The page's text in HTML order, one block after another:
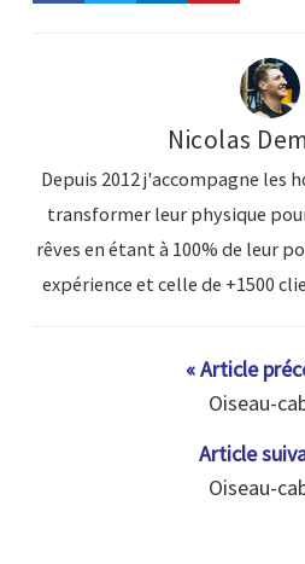
Nicolas
Depuis 2012 j'accompagne les
transformer leur physique
rêves en étant à 100% de leur
expérience et celle de +1500
« Article
Oiseau-
Article
Oiseau-